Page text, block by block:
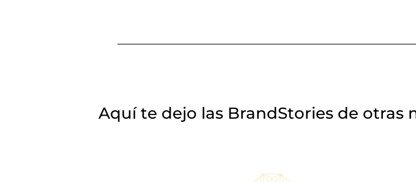
Aquí te dejo las BrandStories de otras